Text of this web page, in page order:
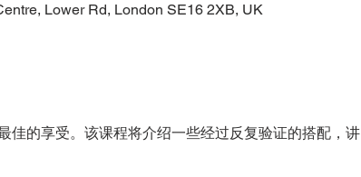
Lower Rd, London SE16 2XB, UK
佳的享受。该课程将介绍一些经过反复验证的搭配，讲